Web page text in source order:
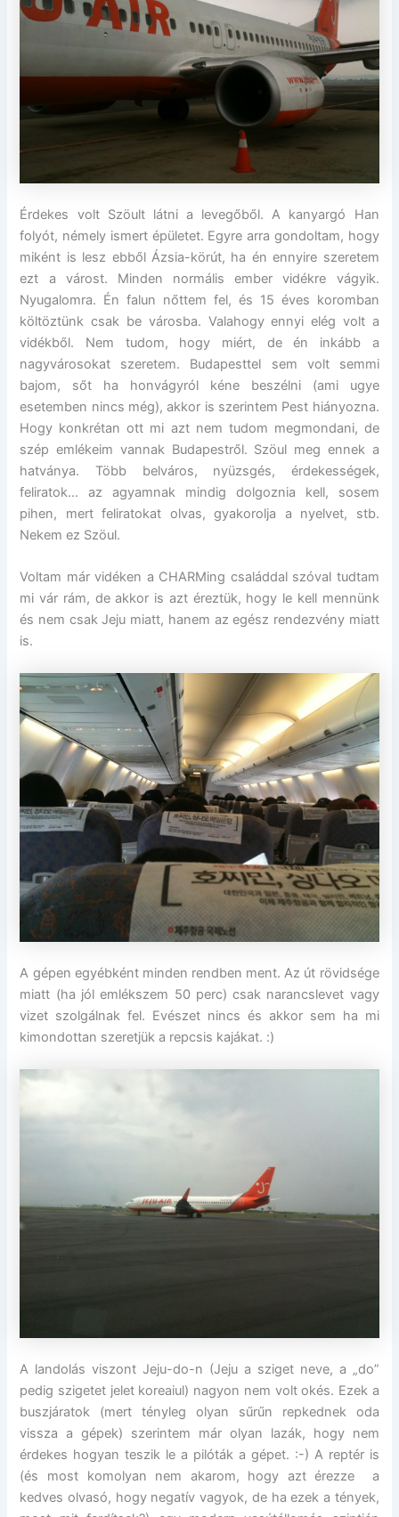
Érdekes volt Szöult látni a levegőből. A kanyargó Han
folyót, némely ismert épületet. Egyre arra gondoltam, hogy
miként is lesz ebből Ázsia-körút, ha én ennyire szeretem
ezt a várost. Minden normális ember vidékre vágyik.
Nyugalomra. Én falun nőttem fel, és 15 éves koromban
költöztünk csak be városba. Valahogy ennyi elég volt a
vidékből. Nem tudom, hogy miért, de én inkább a
nagyvárosokat szeretem. Budapesttel sem volt semmi
bajom, sőt ha honvágyról kéne beszélni (ami ugye
esetemben nincs még), akkor is szerintem Pest hiányozna.
Hogy konkrétan ott mi azt nem tudom megmondani, de
szép emlékeim vannak Budapestről. Szöul meg ennek a
hatványa. Több belváros, nyüzsgés, érdekességek,
feliratok… az agyamnak mindig dolgoznia kell, sosem
pihen, mert feliratokat olvas, gyakorolja a nyelvet, stb.
Nekem ez Szöul.
Voltam már vidéken a CHARMing családdal szóval tudtam
mi vár rám, de akkor is azt éreztük, hogy le kell mennünk
és nem csak Jeju miatt, hanem az egész rendezvény miatt
is.
A gépen egyébként minden rendben ment. Az út rövidsége
miatt (ha jól emlékszem 50 perc) csak narancslevet vagy
vizet szolgálnak fel. Evészet nincs és akkor sem ha mi
kimondottan szeretjük a repcsis kajákat. :)
A landolás viszont Jeju-do-n (Jeju a sziget neve, a „do”
pedig szigetet jelet koreaiul) nagyon nem volt okés. Ezek a
buszjáratok (mert tényleg olyan sűrűn repkednek oda
vissza a gépek) szerintem már olyan lazák, hogy nem
érdekes hogyan teszik le a pilóták a gépet. :-) A reptér is
(és most komolyan nem akarom, hogy azt érezze a
kedves olvasó, hogy negatív vagyok, de ha ezek a tények,